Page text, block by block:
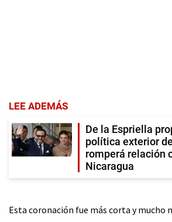
LEE ADEMÁS
De la Espriella
política exterior
romperá relación
Nicaragua
Esta coronación fue más corta y mucho